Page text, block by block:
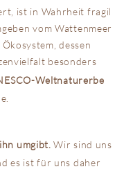
ist in Wahrheit fragil
vom Wattenmeer
dessen
besonders
Weltnaturerbe
umgibt. Wir sind uns
es ist für uns daher